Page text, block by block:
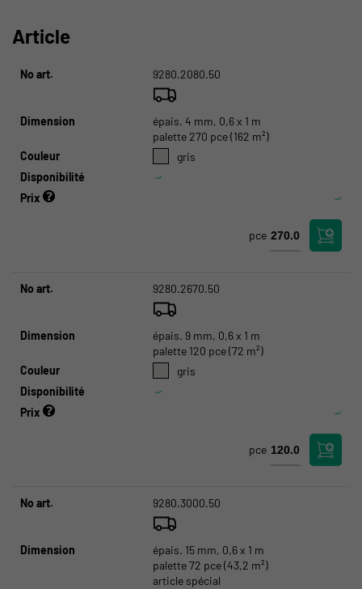
Article
No art. 9280.2080.50
Dimension
épais. 4 mm, 0,6 x 1 m
palette 270 pce (162 m²)
Couleur
gris
Disponibilité
Prix
pce
No art. 9280.2670.50
Dimension
épais. 9 mm, 0,6 x 1 m
palette 120 pce (72 m²)
Couleur
gris
Disponibilité
Prix
pce
No art. 9280.3000.50
Dimension
épais. 15 mm, 0,6 x 1 m
palette 72 pce (43,2 m²)
article spécial